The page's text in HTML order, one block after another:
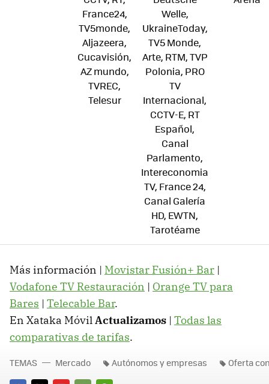
France24,
TV5monde,
Aljazeera,
Cucavisión,
AZ mundo,
TVREC,
Telesur
Welle,
UkraineToday,
TV5 Monde,
Arte, RTM, TVP
Polonia, PRO
TV
Internacional,
CCTV-E, RT
Español,
Canal
Parlamento,
Intereconomia
TV, France 24,
Canal Galería
HD, EWTN,
Tarotéame
Más información | Movistar Fusión+ Bar |
Vodafone TV Restauración | Orange TV para
Bares | Telecable Bar.
En Xataka MóvilActualizamos | Todas las
comparativas de tarifas.
TEMAS Mercado Autónomos y empresas Oferta